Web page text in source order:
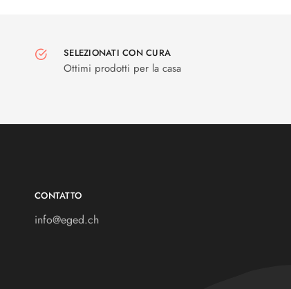
SELEZIONATI CON CURA
Ottimi prodotti per la casa
CONTATTO
info@eged.ch